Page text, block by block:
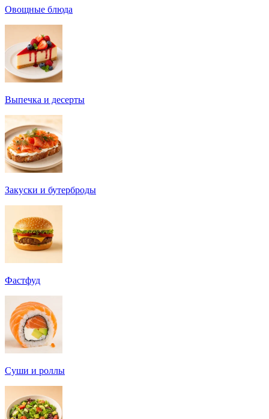
Овощные блюда
Выпечка и десерты
Закуски и бутерброды
Фастфуд
Суши и роллы